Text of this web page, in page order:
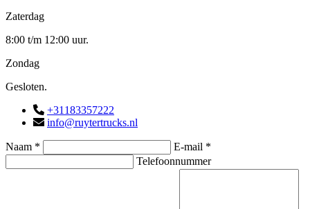
Zaterdag
8:00 t/m 12:00 uur.
Zondag
Gesloten.
+31183357222
info@ruytertrucks.nl
Naam *
E-mail *
Telefoonnummer